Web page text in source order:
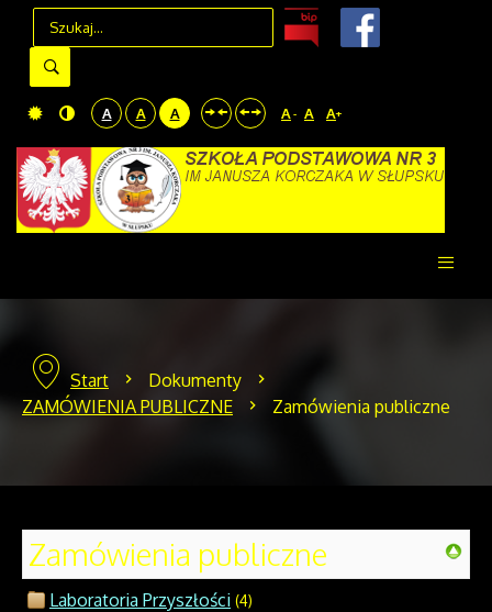
A A A A- A A+
Start
Dokumenty
ZAMÓWIENIA PUBLICZNE
Zamówienia publiczne
Zamówienia publiczne
Laboratoria Przyszłości (4)